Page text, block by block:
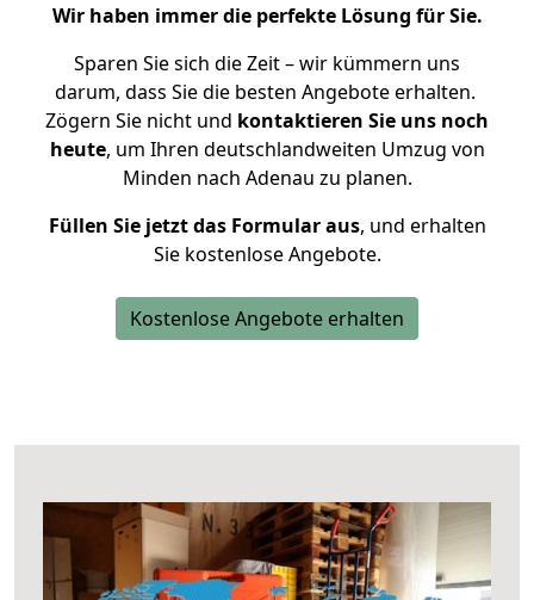
Wir haben immer die perfekte Lösung für Sie.
Sparen Sie sich die Zeit – wir kümmern uns
darum, dass Sie die besten Angebote erhalten.
Zögern Sie nicht und kontaktieren Sie uns noch
heute, um Ihren deutschlandweiten Umzug von
Minden nach Adenau zu planen.
Füllen Sie jetzt das Formular aus, und erhalten
Sie kostenlose Angebote.
Kostenlose Angebote erhalten